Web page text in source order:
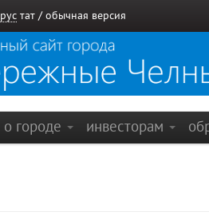
рус тат / обычная версия
о городе инвесторам